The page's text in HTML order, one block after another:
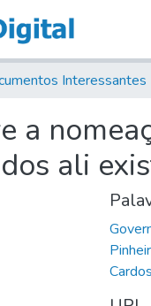
Interessantes
a
ali